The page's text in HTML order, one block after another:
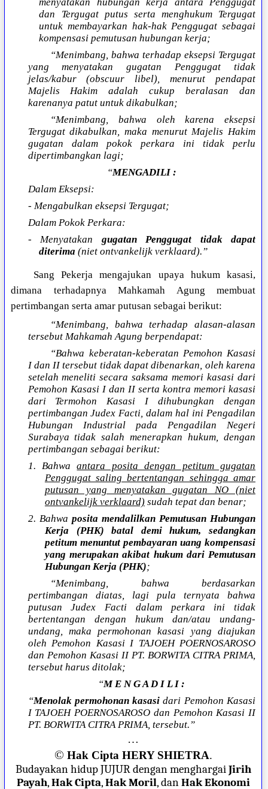
dan Tergugat putus serta menghukum Tergugat
untuk membayarkan hak-hak Penggugat sebagai
kompensasi pemutusan hubungan kerja;
“Menimbang, bahwa terhadap eksepsi Tergugat
yang menyatakan gugatan Penggugat tidak
jelas/kabur (obscuur libel), menurut pendapat
Majelis Hakim adalah cukup beralasan dan
karenanya patut untuk dikabulkan;
“Menimbang, bahwa oleh karena eksepsi
Tergugat dikabulkan, maka menurut Majelis Hakim
gugatan dalam pokok perkara ini tidak perlu
dipertimbangkan lagi;
“MENGADILI :
Dalam Eksepsi:
- Mengabulkan eksepsi Tergugat;
Dalam Pokok Perkara:
- Menyatakan gugatan Penggugat tidak dapat
diterima (niet ontvankelijk verklaard).”
Sang Pekerja mengajukan upaya hukum kasasi,
dimana terhadapnya Mahkamah Agung membuat
pertimbangan serta amar putusan sebagai berikut:
“Menimbang, bahwa terhadap alasan-alasan
tersebut Mahkamah Agung berpendapat:
“Bahwa keberatan-keberatan Pemohon Kasasi
I dan II tersebut tidak dapat dibenarkan, oleh karena
setelah meneliti secara saksama memori kasasi dari
Pemohon Kasasi I dan II serta kontra memori kasasi
dari Termohon Kasasi I dihubungkan dengan
pertimbangan Judex Facti, dalam hal ini Pengadilan
Hubungan Industrial pada Pengadilan Negeri
Surabaya tidak salah menerapkan hukum, dengan
pertimbangan sebagai berikut:
1. Bahwaantara posita dengan petitum gugatan
Penggugat saling bertentangan sehingga amar
putusan yang menyatakan gugatan NO (niet
ontvankelijk verklaard)sudah tepat dan benar;
2. Bahwa posita mendalilkan Pemutusan Hubungan
Kerja (PHK) batal demi hukum, sedangkan
petitum menuntut pembayaran uang kompensasi
yang merupakan akibat hukum dari Pemutusan
Hubungan Kerja (PHK);
“Menimbang, bahwa berdasarkan
pertimbangan diatas, lagi pula ternyata bahwa
putusan Judex Facti dalam perkara ini tidak
bertentangan dengan hukum dan/atau undang-
undang, maka permohonan kasasi yang diajukan
oleh Pemohon Kasasi I TAJOEH POERNOSAROSO
dan Pemohon Kasasi II PT. BORWITA CITRA PRIMA,
tersebut harus ditolak;
“M E N G A D I L I :
“Menolak permohonan kasasi dari Pemohon Kasasi
I TAJOEH POERNOSAROSO dan Pemohon Kasasi II
PT. BORWITA CITRA PRIMA, tersebut.”
…
© Hak Cipta HERY SHIETRA.
Budayakan hidup JUJUR dengan menghargaiJirih
Payah,Hak Cipta,Hak Moril, danHak Ekonomi